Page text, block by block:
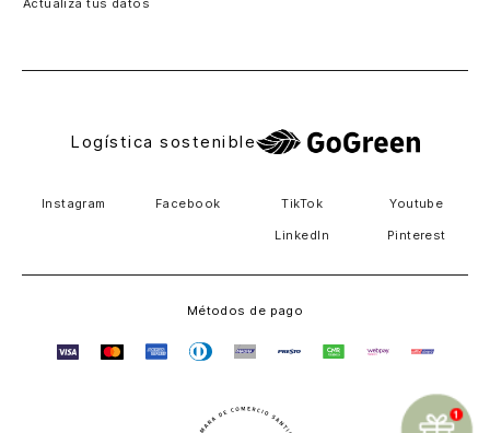
Actualiza tus datos
Logística sostenible
Instagram Facebook TikTok Youtube
LinkedIn Pinterest
Métodos de pago